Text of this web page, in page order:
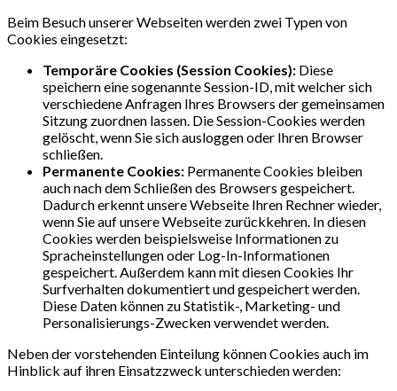
Beim Besuch unserer Webseiten werden zwei Typen von
Cookies eingesetzt:
Temporäre Cookies (Session Cookies): Diese
speichern eine sogenannte Session-ID, mit welcher sich
verschiedene Anfragen Ihres Browsers der gemeinsamen
Sitzung zuordnen lassen. Die Session-Cookies werden
gelöscht, wenn Sie sich ausloggen oder Ihren Browser
schließen.
Permanente Cookies: Permanente Cookies bleiben
auch nach dem Schließen des Browsers gespeichert.
Dadurch erkennt unsere Webseite Ihren Rechner wieder,
wenn Sie auf unsere Webseite zurückkehren. In diesen
Cookies werden beispielsweise Informationen zu
Spracheinstellungen oder Log-In-Informationen
gespeichert. Außerdem kann mit diesen Cookies Ihr
Surfverhalten dokumentiert und gespeichert werden.
Diese Daten können zu Statistik-, Marketing- und
Personalisierungs-Zwecken verwendet werden.
Neben der vorstehenden Einteilung können Cookies auch im
Hinblick auf ihren Einsatzzweck unterschieden werden: